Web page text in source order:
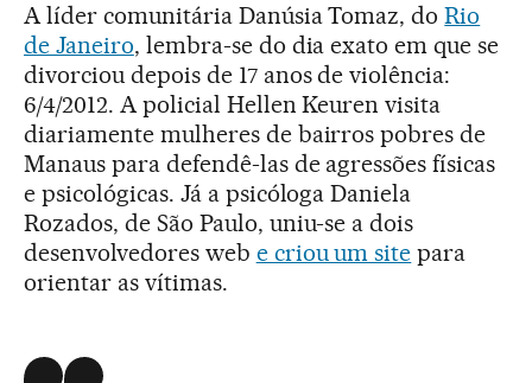
A líder comunitária Danúsia Tomaz, doRio
de Janeiro, lembra-se do dia exato em que se
divorciou depois de 17 anos de violência:
6/4/2012. A policial Hellen Keuren visita
diariamente mulheres de bairros pobres de
Manaus para defendê-las de agressões físicas
e psicológicas. Já a psicóloga Daniela
Rozados, de São Paulo, uniu-se a dois
desenvolvedores web e criou um site para
orientar as vítimas.